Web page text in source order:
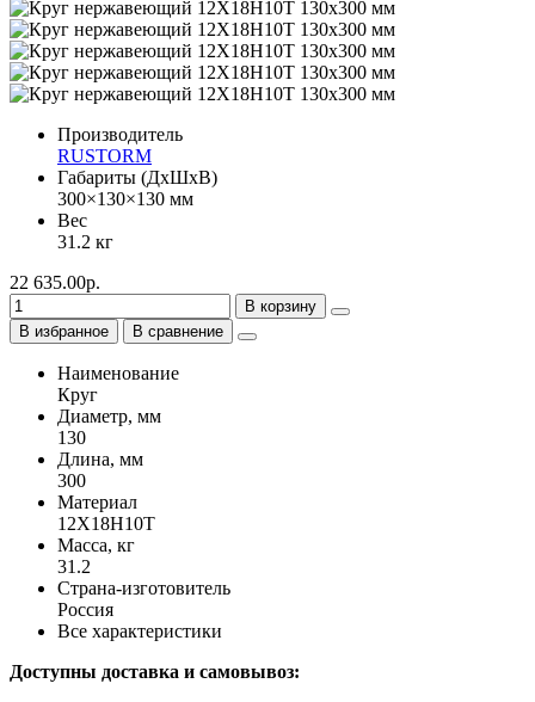
Производитель
RUSTORM
Габариты (ДхШхВ)
300×130×130 мм
Вес
31.2 кг
22 635.00р.
В корзину
В избранное
В сравнение
Наименование
Круг
Диаметр, мм
130
Длина, мм
300
Материал
12Х18Н10Т
Масса, кг
31.2
Страна-изготовитель
Россия
Все характеристики
Доступны доставка и самовывоз: